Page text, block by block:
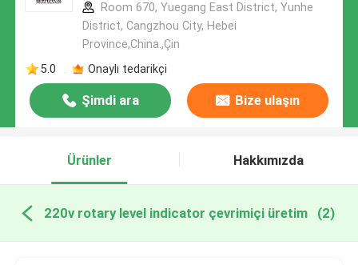
Room 670, Yuegang East District, Yunhe
District, Cangzhou City, Hebei
Province,China.,Çin
5.0
Onaylı tedarikçi
Şimdi ara Bize ulaşın
Ürünler Hakkımızda
220v rotary level indicator çevrimiçi üretim (2)